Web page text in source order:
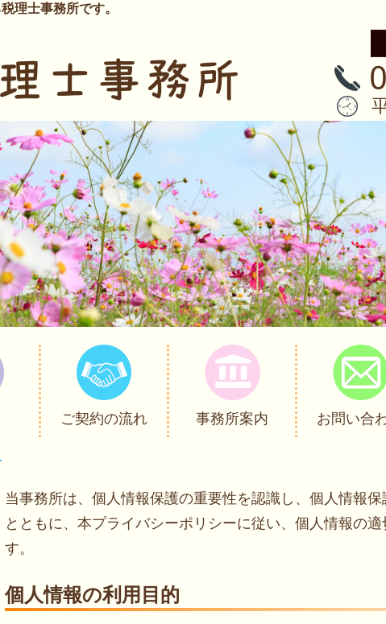
理士事務所です。
ご契約の流れ 事務所案内 お問い合
当事務所は、個人情報保護の重要性を認識し、個人情報
とともに、本プライバシーポリシーに従い、個人情報の
す。
個人情報の利用目的